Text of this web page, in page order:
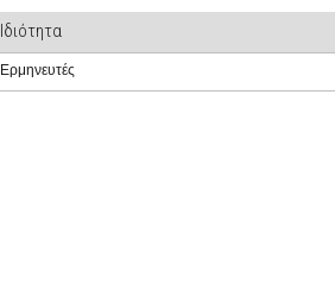
Ιδιότητα
Ερμηνευτές